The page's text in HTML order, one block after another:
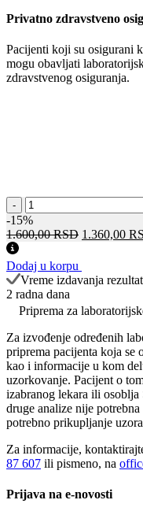
Privatno zdravstveno
Pacijenti koji su osigurani
mogu obavljati
zdravstvenog osiguranja.
-
Antiglijadinska
IgG
At
-15%
1.600,00RSD
била:
1.600,00
1.360,00
Dodaj u korpu
Vreme izdavanja
2 radna dana
Priprema za
Za izvođenje određenih
priprema pacijenta koja se
kao i informacije u kom
uzorkovanje. Pacijent o
izabranog lekara ili osoblja
druge analize nije
potrebno prikupljanje
Za informacije,
87 607 ili pismeno, na
Prijava na e-novosti